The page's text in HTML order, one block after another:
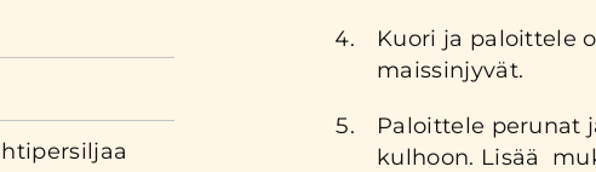
Kuori ja paloittele
maissinjyvät.
Paloittele perunat
kulhoon. Lisää